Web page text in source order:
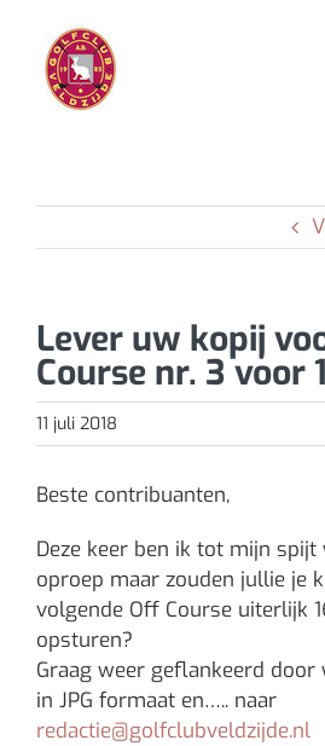
inhoud
Lever uw kopij
Course nr. 3 voor
11 juli 2018
Beste contribuanten,
Deze keer ben ik tot mijn
oproep maar zouden jullie je
volgende Off Course uiterlijk
opsturen?
Graag weer geflankeerd
in JPG formaat en….. naar
redactie@golfclubveldzijde.nl